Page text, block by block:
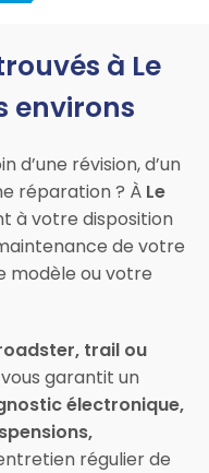
à Le
environs
révision, d’un
réparation ? À Le
à votre disposition
de votre
modèle ou votre
trail ou
garantit un
électronique,
régulier de